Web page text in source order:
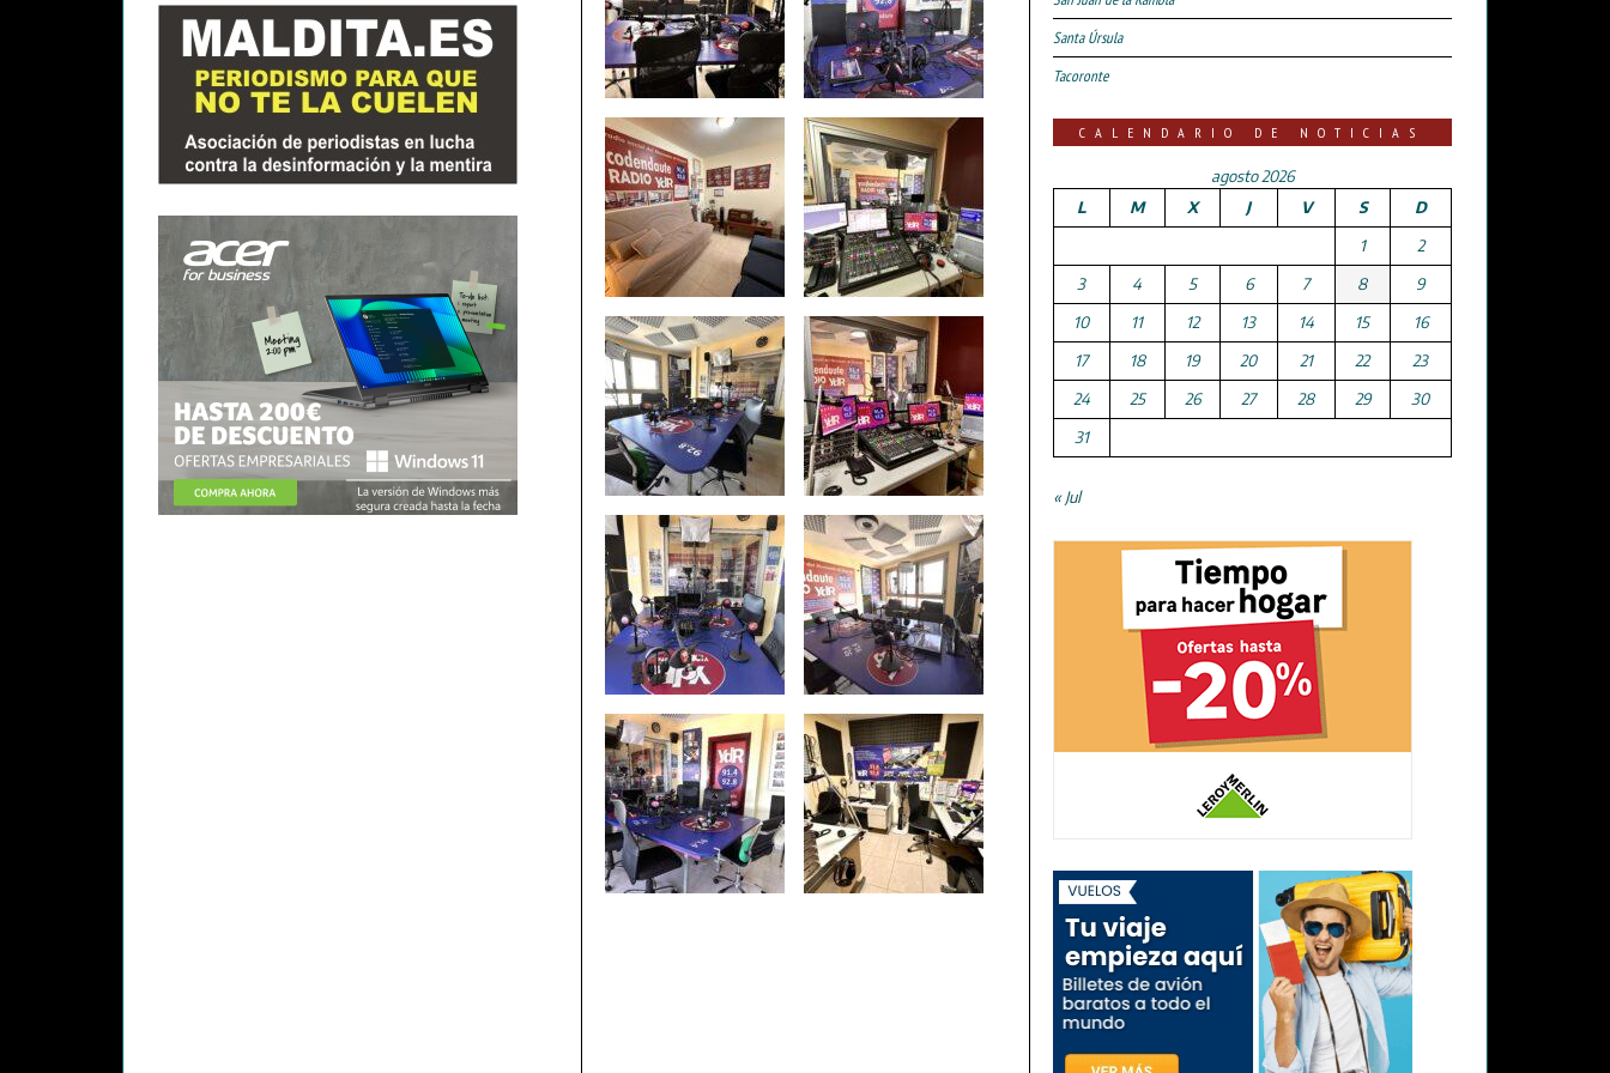
Santa Úrsula
Tacoronte
CALENDARIO DE NOTICIAS
agosto 2026
L
M X J V S
D
1
2
3
4 5 6 7 8
9
10
11 12 13 14 15
16
17
18 19 20 21 22
23
24
25 26 27 28 29
30
31
« Jul